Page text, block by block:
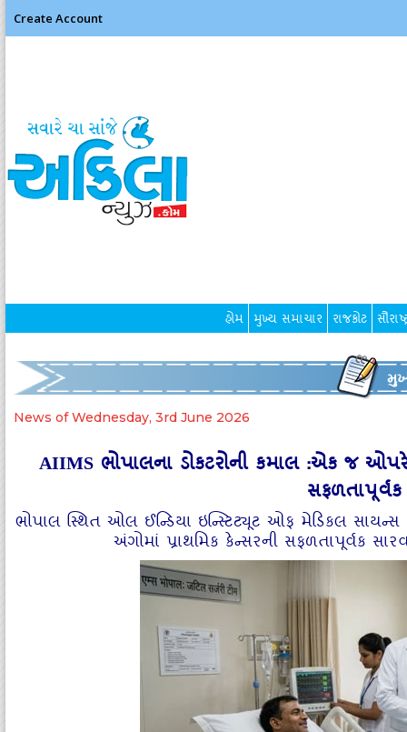
Create Account
હોમ મુખ્ય સમાચાર રાજકોટ
News of Wednesday, 3rd June 2026
AIIMS ભોપાલના ડોકટરોની કમાલ :એક જ
સફળતાપૂર્વક
ભોપાલ સ્થિત ઓલ ઈન્ડિયા ઇન્સ્ટિટ્યૂટ ઓફ મેડિકલ
અંગોમાં પ્રાથમિક કેન્સરની સફળતાપૂર્વક